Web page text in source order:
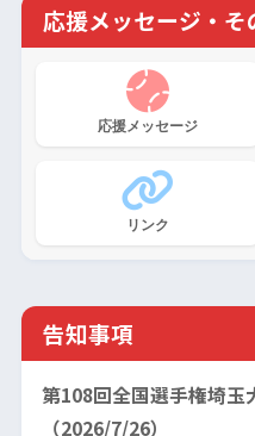
応援メッセージ・そ
応援メッセージ
リンク
告知事項
第108回全国選手権埼
（2026/7/26）